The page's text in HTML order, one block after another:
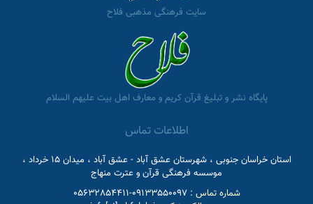
سایت فرهنگی مذهبی فلاح
پایگاه نشر و تبلیغ قرآن کریم و معارف اهل بیت علیهم السلام
اطلاعات تماس
استان خراسان جنوبی ، شهرستان عشق آباد - عشق آباد ، میدان 15 خرداد ،
موسسه فرهنگی قرآن و عترت منهاج
شماره تماس :09133550097-05632854411